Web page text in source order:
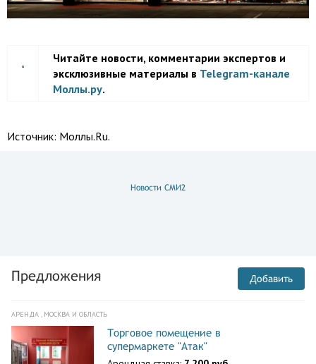
Читайте новости, комментарии экспертов и
эксклюзивные материалы в Telegram-канале
Моллы.ру.
Источник: Моллы.Ru.
Новости СМИ2
Предложения Добавить
АРЕНДА , МОСКВА И ОБЛАСТЬ
Торговое помещение в
супермаркете "Атак"